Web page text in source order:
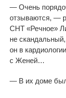
— Очень
отзываются, —
СНТ «Речное»
не
он в
с Женей…
— В их доме